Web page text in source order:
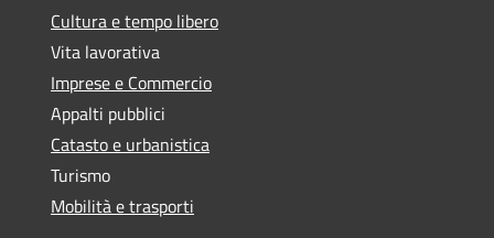
Cultura e tempo libero
Vita lavorativa
Imprese e Commercio
Appalti pubblici
Catasto e urbanistica
Turismo
Mobilità e trasporti